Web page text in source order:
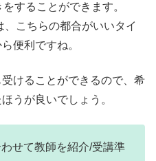
することができます。
こちらの都合がいいタイ
便利ですね。
けることができるので、希
うが良いでしょう。
せて教師を紹介/受講準